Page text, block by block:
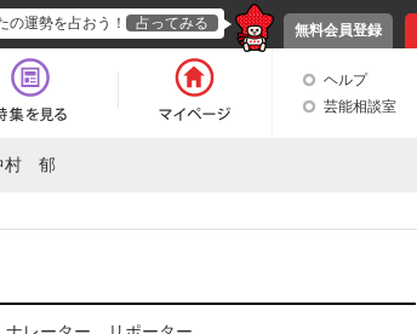
無料会員登録
の運勢を占おう！ 占ってみる
ヘルプ
芸能相談室
村 郁